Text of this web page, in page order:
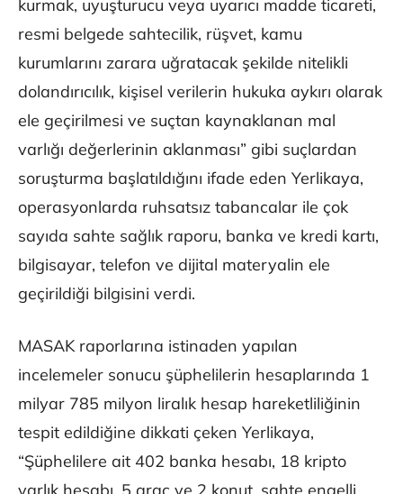
kurmak, uyuşturucu veya uyarıcı madde ticareti,
resmi belgede sahtecilik, rüşvet, kamu
kurumlarını zarara uğratacak şekilde nitelikli
dolandırıcılık, kişisel verilerin hukuka aykırı olarak
ele geçirilmesi ve suçtan kaynaklanan mal
varlığı değerlerinin aklanması” gibi suçlardan
soruşturma başlatıldığını ifade eden Yerlikaya,
operasyonlarda ruhsatsız tabancalar ile çok
sayıda sahte sağlık raporu, banka ve kredi kartı,
bilgisayar, telefon ve dijital materyalin ele
geçirildiği bilgisini verdi.
MASAK raporlarına istinaden yapılan
incelemeler sonucu şüphelilerin hesaplarında 1
milyar 785 milyon liralık hesap hareketliliğinin
tespit edildiğine dikkati çeken Yerlikaya,
“Şüphelilere ait 402 banka hesabı, 18 kripto